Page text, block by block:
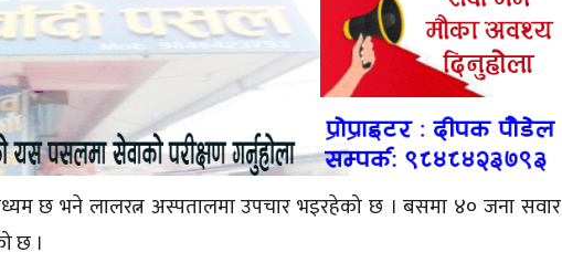
मध्यम छ भने लालरत्न अस्पतालमा उपचार भइरहेको छ । बसमा ४० जना सवार
छ ।